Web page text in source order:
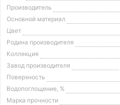
Производитель
Основной материал
Цвет
Родина производителя
Коллекция
Завод производителя
Поверхность
Водопоглощение, %
Марка прочности